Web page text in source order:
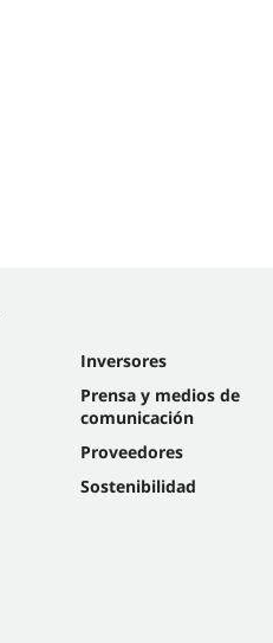
Inversores
Prensa y medios de
comunicación
Proveedores
Sostenibilidad